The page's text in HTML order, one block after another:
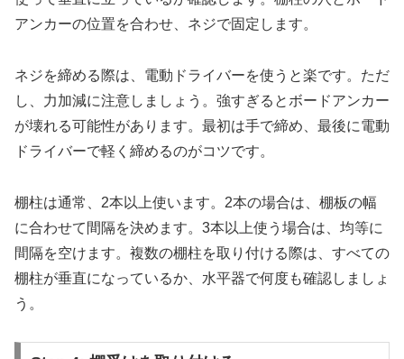
アンカーの位置を合わせ、ネジで固定します。
ネジを締める際は、電動ドライバーを使うと楽です。ただ
し、力加減に注意しましょう。強すぎるとボードアンカー
が壊れる可能性があります。最初は手で締め、最後に電動
ドライバーで軽く締めるのがコツです。
棚柱は通常、2本以上使います。2本の場合は、棚板の幅
に合わせて間隔を決めます。3本以上使う場合は、均等に
間隔を空けます。複数の棚柱を取り付ける際は、すべての
棚柱が垂直になっているか、水平器で何度も確認しましょ
う。